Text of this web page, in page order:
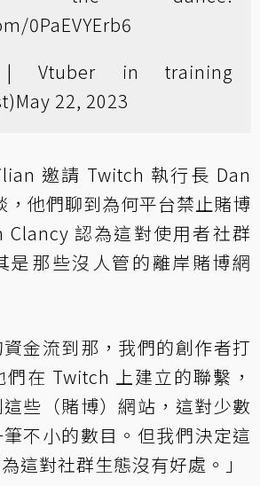
0PaEVYErb6
in training
May 22, 2023
邀請 Twitch 執行長 Dan
，他們聊到為何平台禁止賭博
Clancy 認為這對使用者社群
是那些沒人管的離岸賭博網
資金流到那，我們的創作者打
在 Twitch 上建立的聯繫，
些（賭博）網站，這對少數
不小的數目。但我們決定這
這對社群生態沒有好處。」